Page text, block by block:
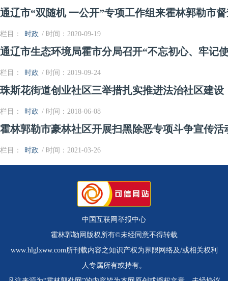
通辽市“双随机 一公开”专项工作组来霍林郭勒市
栏目： 时政 / 时间：2020-09-19
通辽市生态环境局霍市分局召开“不忘初心、牢记
栏目： 时政 / 时间：2019-09-24
珠斯花街道创业社区三举措扎实推进法治社区建设
栏目： 时政 / 时间：2018-06-08
霍林郭勒市豪林社区开展扫黑除恶专项斗争宣传活
栏目： 时政 / 时间：2021-03-26
中国互联网举报中心
霍林郭勒网版权所有©未经同意不得转载
www.hlglxww.com所刊载内容之知识产权为界限网络及/或相关权利
人专属所有或持有。